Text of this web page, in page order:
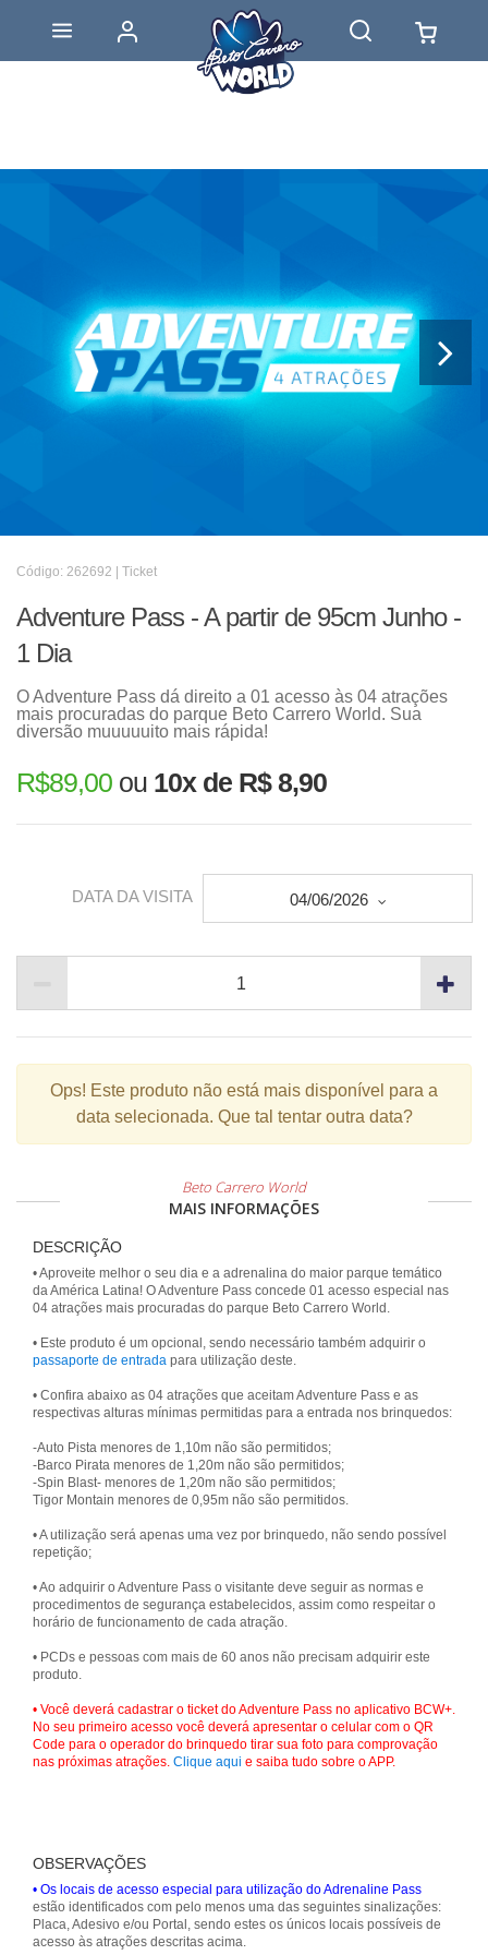
Código: 262692 | Ticket
Adventure Pass - A partir de 95cm Junho -
1 Dia
O Adventure Pass dá direito a 01 acesso às 04 atrações
mais procuradas do parque Beto Carrero World. Sua
diversão muuuuuito mais rápida!
R$89,00 ou 10x de R$ 8,90
DATA DA VISITA 04/06/2026
Ops! Este produto não está mais disponível para a
data selecionada. Que tal tentar outra data?
Beto Carrero World
MAIS INFORMAÇÕES
DESCRIÇÃO
• Aproveite melhor o seu dia e a adrenalina do maior parque temático
da América Latina! O Adventure Pass concede 01 acesso especial nas
04 atrações mais procuradas do parque Beto Carrero World.
• Este produto é um opcional, sendo necessário também adquirir o
passaporte de entrada para utilização deste.
• Confira abaixo as 04 atrações que aceitam Adventure Pass e as
respectivas alturas mínimas permitidas para a entrada nos brinquedos:
-Auto Pista menores de 1,10m não são permitidos;
-Barco Pirata menores de 1,20m não são permitidos;
-Spin Blast- menores de 1,20m não são permitidos;
Tigor Montain menores de 0,95m não são permitidos.
• A utilização será apenas uma vez por brinquedo, não sendo possível
repetição;
• Ao adquirir o Adventure Pass o visitante deve seguir as normas e
procedimentos de segurança estabelecidos, assim como respeitar o
horário de funcionamento de cada atração.
• PCDs e pessoas com mais de 60 anos não precisam adquirir este
produto.
• Você deverá cadastrar o ticket do Adventure Pass no aplicativo BCW+.
No seu primeiro acesso você deverá apresentar o celular com o QR
Code para o operador do brinquedo tirar sua foto para comprovação
nas próximas atrações. Clique aqui e saiba tudo sobre o APP.
OBSERVAÇÕES
• Os locais de acesso especial para utilização do Adrenaline Pass
estão identificados com pelo menos uma das seguintes sinalizações:
Placa, Adesivo e/ou Portal, sendo estes os únicos locais possíveis de
acesso às atrações descritas acima.